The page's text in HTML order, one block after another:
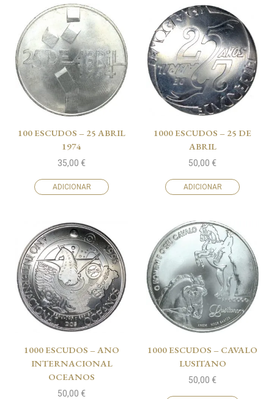
100 ESCUDOS – 25 ABRIL
1974
35,00 €
ADICIONAR
1000 ESCUDOS – 25 DE
ABRIL
50,00 €
ADICIONAR
1000 ESCUDOS – ANO
INTERNACIONAL
OCEANOS
50,00 €
1000 ESCUDOS – CAVALO
LUSITANO
50,00 €